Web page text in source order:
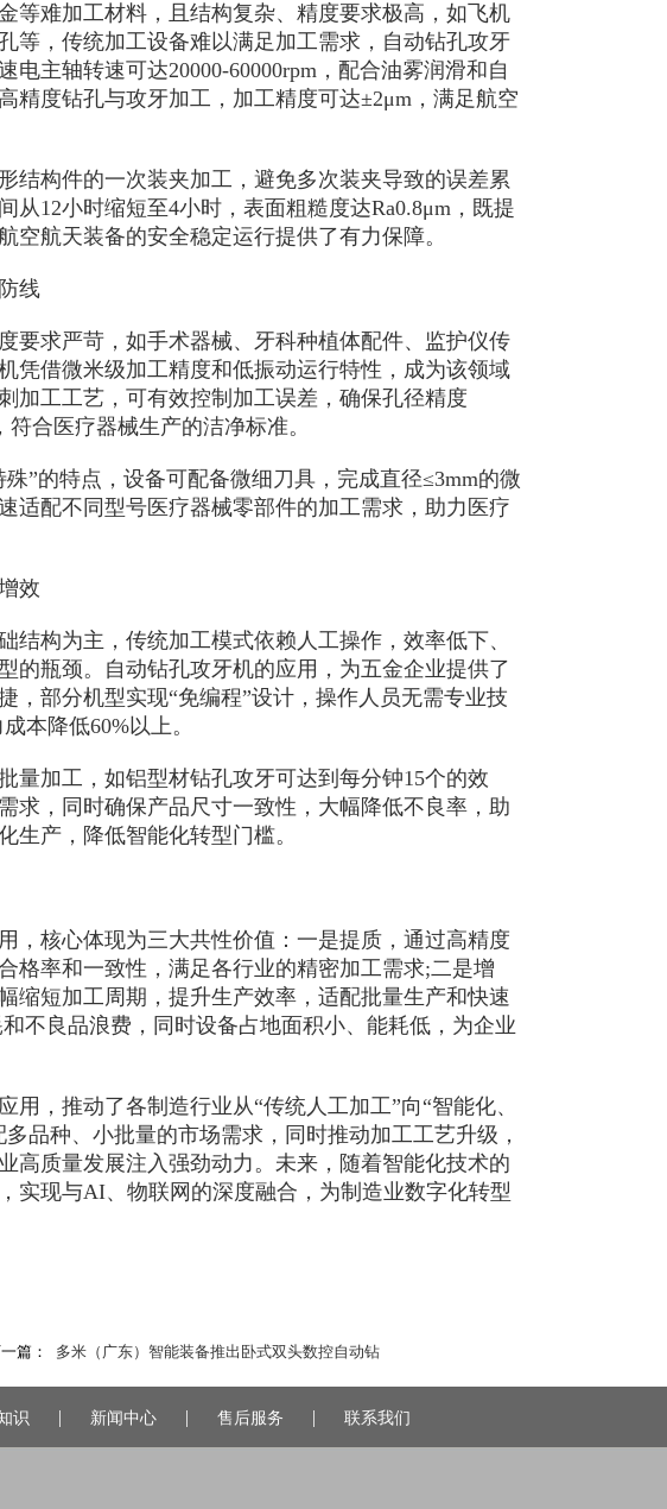
难加工材料，且结构复杂、精度要求极高，如飞机
等，传统加工设备难以满足加工需求，自动钻孔攻牙
主轴转速可达20000-60000rpm，配合油雾润滑和自
精度钻孔与攻牙加工，加工精度可达±2μm，满足航空
构件的一次装夹加工，避免多次装夹导致的误差累
12小时缩短至4小时，表面粗糙度达Ra0.8μm，既提
航天装备的安全稳定运行提供了有力保障。
线
求严苛，如手术器械、牙科种植体配件、监护仪传
凭借微米级加工精度和低振动运行特性，成为该领域
加工工艺，可有效控制加工误差，确保孔径精度
合医疗器械生产的洁净标准。
的特点，设备可配备微细刀具，完成直径≤3mm的微
适配不同型号医疗器械零部件的加工需求，助力医疗
效
构为主，传统加工模式依赖人工操作，效率低下、
的瓶颈。自动钻孔攻牙机的应用，为五金企业提供了
，部分机型实现“免编程”设计，操作人员无需专业技
本降低60%以上。
加工，如铝型材钻孔攻牙可达到每分钟15个的效
求，同时确保产品尺寸一致性，大幅降低不良率，助
生产，降低智能化转型门槛。
核心体现为三大共性价值：一是提质，通过高精度
格率和一致性，满足各行业的精密加工需求;二是增
缩短加工周期，提升生产效率，适配批量生产和快速
不良品浪费，同时设备占地面积小、能耗低，为企业
推动了各制造行业从“传统人工加工”向“智能化、
品种、小批量的市场需求，同时推动加工工艺升级，
高质量发展注入强劲动力。未来，随着智能化技术的
实现与AI、物联网的深度融合，为制造业数字化转型
篇： 多米（广东）智能装备推出卧式双头数控自动钻
识 | 新闻中心 | 售后服务 | 联系我们